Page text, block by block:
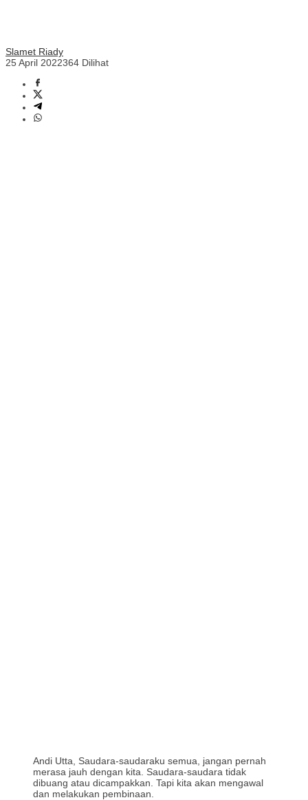
Slamet Riady
25 April 2022364 Dilihat
Andi Utta, Saudara-saudaraku semua, jangan pernah
merasa jauh dengan kita. Saudara-saudara tidak
dibuang atau dicampakkan. Tapi kita akan mengawal
dan melakukan pembinaan.